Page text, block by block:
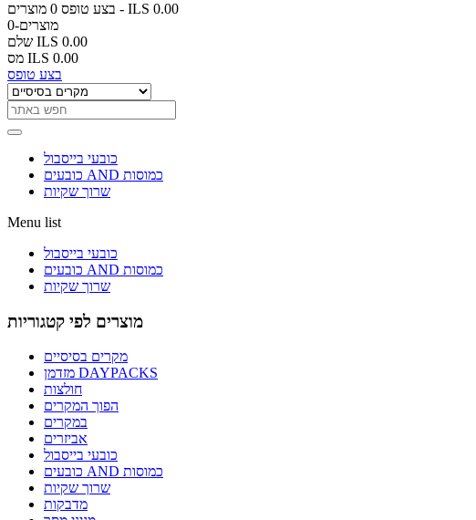
בצע טופס 0 מוצרים - ILS 0.00
0-מוצרים
שלם ILS 0.00
מס ILS 0.00
בצע טופס
כובעי בייסבול
כובעים AND כמוסות
שרוך שקיות
Menu list
כובעי בייסבול
כובעים AND כמוסות
שרוך שקיות
מוצרים לפי קטגוריות
מקרים בסיסיים
מזדמן DAYPACKS
חולצות
הפוך המקרים
במקרים
אביזרים
כובעי בייסבול
כובעים AND כמוסות
שרוך שקיות
מדבקות